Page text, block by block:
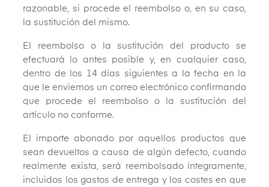
razonable, si procede el reembolso o, en su caso,
la sustitución del mismo.
El reembolso o la sustitución del producto se
efectuará lo antes posible y, en cualquier caso,
dentro de los 14 días siguientes a la fecha en la
que le enviemos un correo electrónico confirmando
que procede el reembolso o la sustitución del
artículo no conforme.
El importe abonado por aquellos productos que
sean devueltos a causa de algún defecto, cuando
realmente exista, será reembolsado íntegramente,
incluidos los gastos de entrega y los costes en que